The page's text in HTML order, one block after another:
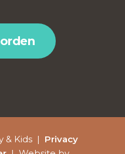
& Kids | Privacy